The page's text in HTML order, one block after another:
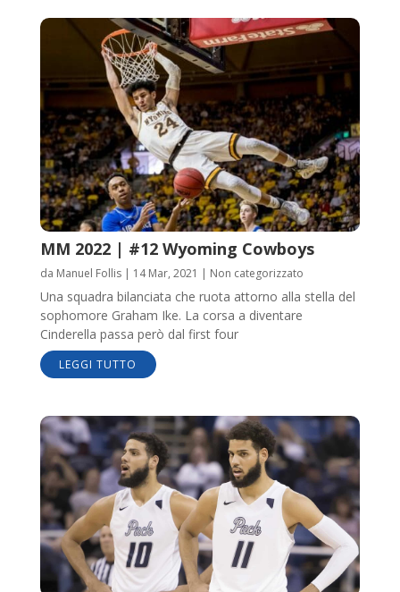
MM 2022 | #12 Wyoming Cowboys
da Manuel Follis| 14 Mar, 2021 | Non categorizzato
Una squadra bilanciata che ruota attorno alla stella del
sophomore Graham Ike. La corsa a diventare
Cinderella passa però dal first four
LEGGI TUTTO